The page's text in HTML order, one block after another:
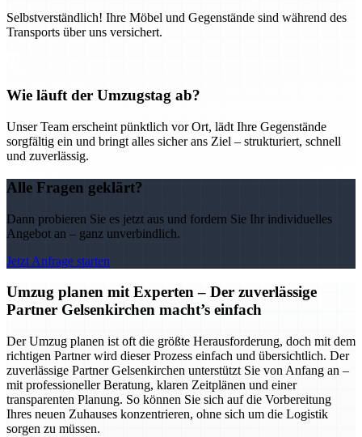
Selbstverständlich! Ihre Möbel und Gegenstände sind während des
Transports über uns versichert.
Wie läuft der Umzugstag ab?
Unser Team erscheint pünktlich vor Ort, lädt Ihre Gegenstände
sorgfältig ein und bringt alles sicher ans Ziel – strukturiert, schnell
und zuverlässig.
Alle Fragen geklärt?
Dann probieren Sie es jetzt aus und fordern Sie Ihr individuelles
Angebot an – ganz unverbindlich.
Jetzt Anfrage starten
Umzug planen mit Experten – Der zuverlässige
Partner Gelsenkirchen macht’s einfach
Der Umzug planen ist oft die größte Herausforderung, doch mit dem
richtigen Partner wird dieser Prozess einfach und übersichtlich. Der
zuverlässige Partner Gelsenkirchen unterstützt Sie von Anfang an –
mit professioneller Beratung, klaren Zeitplänen und einer
transparenten Planung. So können Sie sich auf die Vorbereitung
Ihres neuen Zuhauses konzentrieren, ohne sich um die Logistik
sorgen zu müssen.